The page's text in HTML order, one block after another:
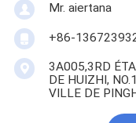
Mr. aiertana
+86-
3A005,3RD
DE HUIZHI,
VILLE DE